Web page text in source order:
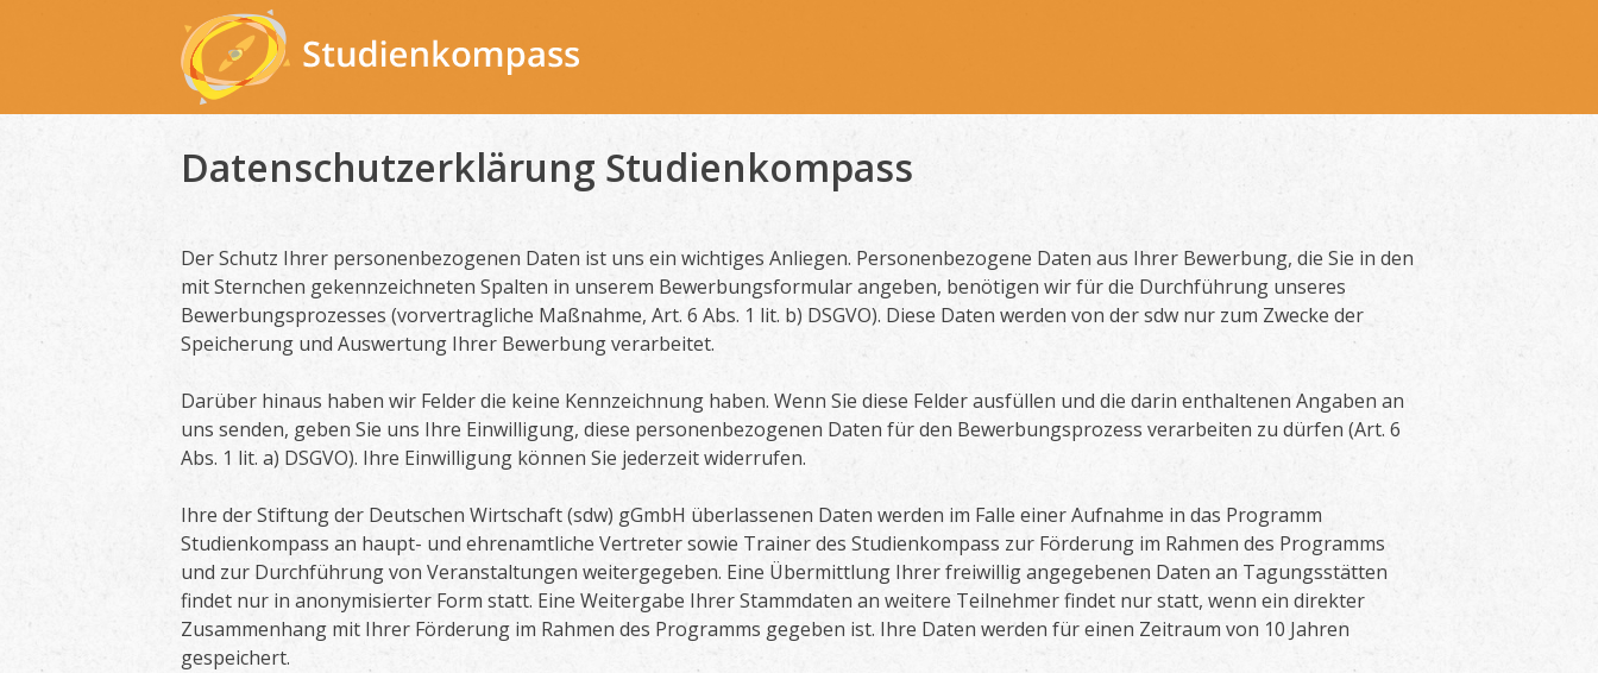
Datenschutzerklärung Studienkompass
Der Schutz Ihrer personenbezogenen Daten ist uns ein wichtiges Anliegen. Personenbezogene Daten aus Ihrer Bewerbung, die Sie in den
mit Sternchen gekennzeichneten Spalten in unserem Bewerbungsformular angeben, benötigen wir für die Durchführung unseres
Bewerbungsprozesses (vorvertragliche Maßnahme, Art. 6 Abs. 1 lit. b) DSGVO). Diese Daten werden von der sdw nur zum Zwecke der
Speicherung und Auswertung Ihrer Bewerbung verarbeitet.
Darüber hinaus haben wir Felder die keine Kennzeichnung haben. Wenn Sie diese Felder ausfüllen und die darin enthaltenen Angaben an
uns senden, geben Sie uns Ihre Einwilligung, diese personenbezogenen Daten für den Bewerbungsprozess verarbeiten zu dürfen (Art. 6
Abs. 1 lit. a) DSGVO). Ihre Einwilligung können Sie jederzeit widerrufen.
Ihre der Stiftung der Deutschen Wirtschaft (sdw) gGmbH überlassenen Daten werden im Falle einer Aufnahme in das Programm
Studienkompass an haupt- und ehrenamtliche Vertreter sowie Trainer des Studienkompass zur Förderung im Rahmen des Programms
und zur Durchführung von Veranstaltungen weitergegeben. Eine Übermittlung Ihrer freiwillig angegebenen Daten an Tagungsstätten
findet nur in anonymisierter Form statt. Eine Weitergabe Ihrer Stammdaten an weitere Teilnehmer findet nur statt, wenn ein direkter
Zusammenhang mit Ihrer Förderung im Rahmen des Programms gegeben ist. Ihre Daten werden für einen Zeitraum von 10 Jahren
gespeichert.